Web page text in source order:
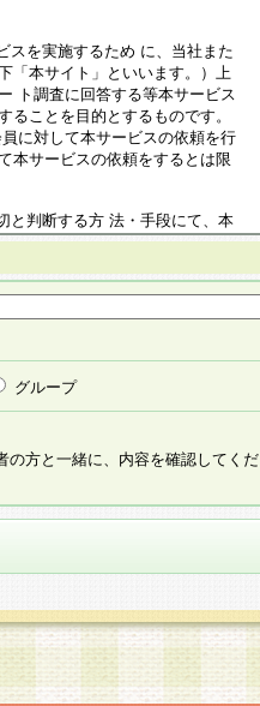
スを実施するため に、当社また
「本サイト」といいます。）上
ト調査に回答する等本サービス
ことを目的とするものです。
に対して本サービスの依頼を行
本サービスの依頼をするとは限
と判断する方 法・手段にて、本
とします。改定後の本規約等
の諸規定については、会員に対
ずれか早い時期をもってその効
自由な意思で提 供いただいたも
人情報の提供を希望されない場
提供されないことによって、当
りますことを予めご了承くださ
・訂正・追加・ 利用停止等を求
きた場合に限り、法令に準拠し
きを全て完了し、当社が承認した
グループ
の方と一緒に、内容を確認してくだ